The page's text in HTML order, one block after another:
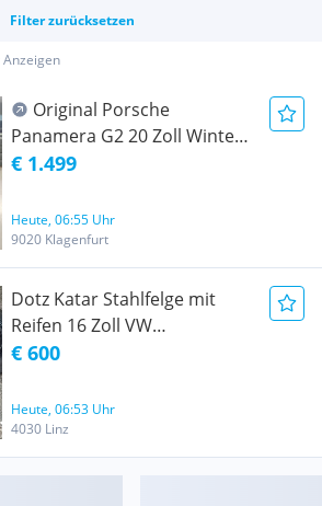
Filter zurücksetzen
Anzeigen
Original Porsche
Panamera G2 20 Zoll Winter
Kompletträder 9,5x20
275/40 315/35 #5008
€ 1.499
Heute, 06:55 Uhr
9020 Klagenfurt
Dotz Katar Stahlfelge mit
Reifen 16 Zoll VW
Transporter
€ 600
Heute, 06:53 Uhr
4030 Linz